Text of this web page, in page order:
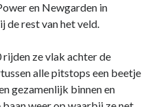
en Newgarden in
de rest van het veld.
rijden ze vlak achter de
alle pitstops een beetje
gezamenlijk binnen en